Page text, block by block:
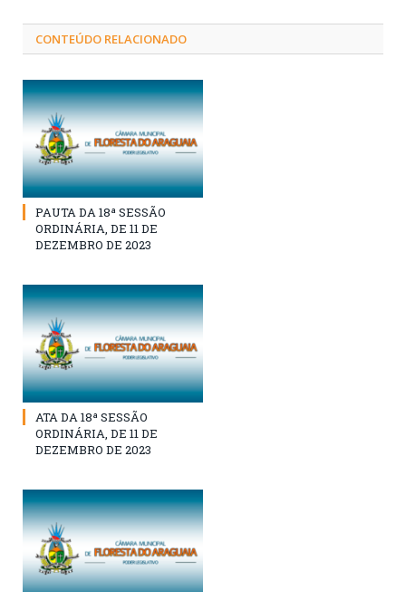
CONTEÚDO RELACIONADO
PAUTA DA 18ª SESSÃO
ORDINÁRIA, DE 11 DE
DEZEMBRO DE 2023
ATA DA 18ª SESSÃO
ORDINÁRIA, DE 11 DE
DEZEMBRO DE 2023